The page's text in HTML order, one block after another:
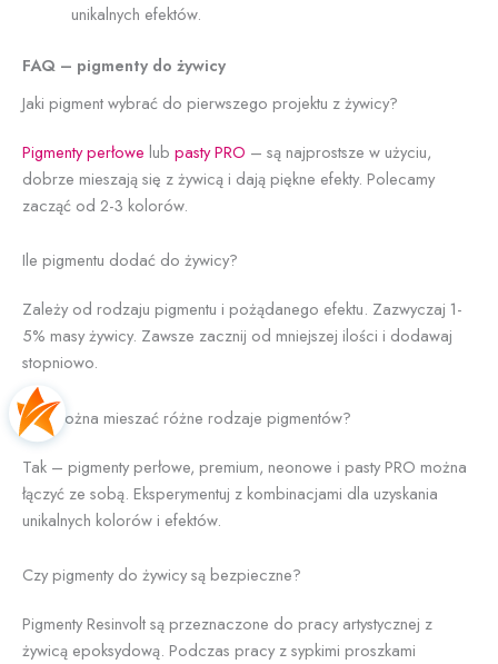
unikalnych efektów.
FAQ – pigmenty do żywicy
Jaki pigment wybrać do pierwszego projektu z żywicy?
Pigmenty perłowe lub pasty PRO – są najprostsze w użyciu,
dobrze mieszają się z żywicą i dają piękne efekty. Polecamy
zacząć od 2-3 kolorów.
Ile pigmentu dodać do żywicy?
Zależy od rodzaju pigmentu i pożądanego efektu. Zazwyczaj 1-
5% masy żywicy. Zawsze zacznij od mniejszej ilości i dodawaj
stopniowo.
Czy można mieszać różne rodzaje pigmentów?
Tak – pigmenty perłowe, premium, neonowe i pasty PRO można
łączyć ze sobą. Eksperymentuj z kombinacjami dla uzyskania
unikalnych kolorów i efektów.
Czy pigmenty do żywicy są bezpieczne?
Pigmenty Resinvolt są przeznaczone do pracy artystycznej z
żywicą epoksydową. Podczas pracy z sypkimi proszkami